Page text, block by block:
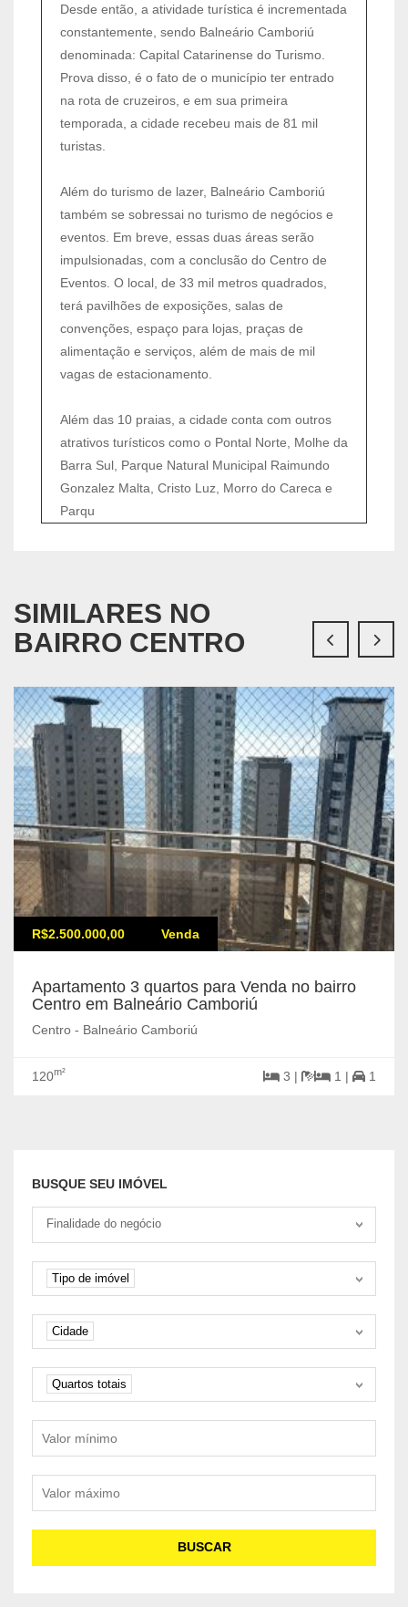
Desde então, a atividade turística é incrementada
constantemente, sendo Balneário Camboriú
denominada: Capital Catarinense do Turismo.
Prova disso, é o fato de o município ter entrado
na rota de cruzeiros, e em sua primeira
temporada, a cidade recebeu mais de 81 mil
turistas.
Além do turismo de lazer, Balneário Camboriú
também se sobressai no turismo de negócios e
eventos. Em breve, essas duas áreas serão
impulsionadas, com a conclusão do Centro de
Eventos. O local, de 33 mil metros quadrados,
terá pavilhões de exposições, salas de
convenções, espaço para lojas, praças de
alimentação e serviços, além de mais de mil
vagas de estacionamento.
Além das 10 praias, a cidade conta com outros
atrativos turísticos como o Pontal Norte, Molhe da
Barra Sul, Parque Natural Municipal Raimundo
Gonzalez Malta, Cristo Luz, Morro do Careca e
Parqu
SIMILARES NO
BAIRRO CENTRO
R$2.500.000,00 Venda
Apartamento 3 quartos para Venda no bairro
Centro em Balneário Camboriú
Centro - Balneário Camboriú
120m² 3 | 1 | 1
BUSQUE SEU IMÓVEL
Tipo negociação
Finalidade do negócio
Tipo de imóvel
Tipo de imóvel
Cidade
Cidade
Quartos
Quartos totais
BUSCAR